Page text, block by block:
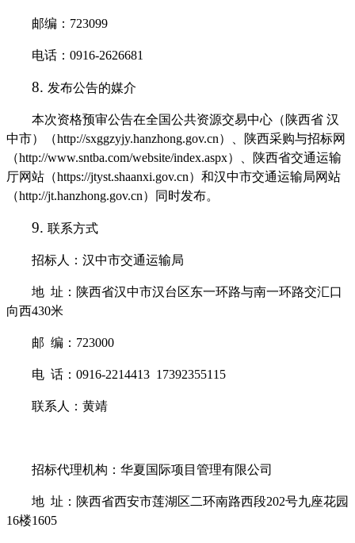
邮编： 723099
电话： 0916-2626681
8. 发布公告的媒介
本次资格预审公告在全国公共资源交易中心（陕西省 汉
中市）（http://sxggzyjy.hanzhong.gov.cn）
、陕西采购与招标网
（http://www.sntba.com/website/index.aspx）、
陕西省交通运输
厅网站（https://jtyst.shaanxi.gov.cn） 和汉中市交通运输局网站
（http://jt.hanzhong.gov.cn） 同时发布。
9. 联系方式
招标人： 汉中市交通运输局
地 址： 陕西省汉中市汉台区东一环路与南一环路交汇口
向西430米
邮 编： 723000
电 话： 0916-2214413 17392355115
联系人： 黄靖
招标代理机构：华夏国际项目管理有限公司
地 址： 陕西省西安市莲湖区二环南路西段202号九座花园
16楼1605